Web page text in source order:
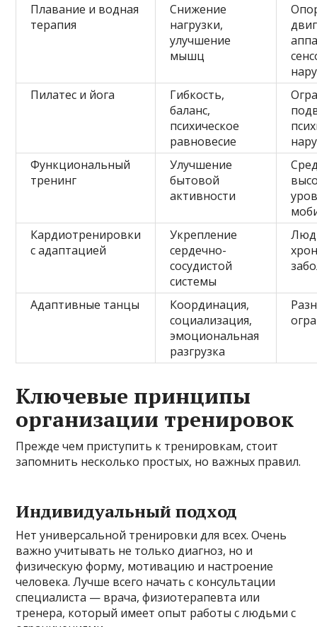
Плавание и водная
терапия
Снижение
нагрузки,
улучшение
мышц
Пилатес и йога
Гибкость,
баланс,
психическое
равновесие
Функциональный
тренинг
Улучшение
бытовой
активности
Кардиотренировки
с адаптацией
Укрепление
сердечно-
сосудистой
системы
Адаптивные танцы
Координация,
социализация,
эмоциональная
разгрузка
Ключевые принципы
организации тренировок
Прежде чем приступить к тренировкам, стоит
запомнить несколько простых, но важных правил.
Индивидуальный подход
Нет универсальной тренировки для всех. Очень
важно учитывать не только диагноз, но и
физическую форму, мотивацию и настроение
человека. Лучше всего начать с консультации
специалиста — врача, физиотерапевта или
тренера, который имеет опыт работы с людьми с